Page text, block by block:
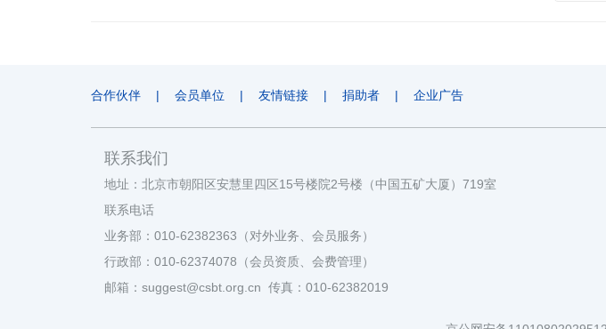
合作伙伴 | 会员单位 | 友情链接 | 捐助者 | 企业广告
联系我们
地址：北京市朝阳区安慧里四区15号楼院2号楼（中国五矿大厦）719室
联系电话
业务部：010-62382363（对外业务、会员服务）
行政部：010-62374078（会员资质、会费管理）
邮箱：suggest@csbt.org.cn 传真：010-62382019